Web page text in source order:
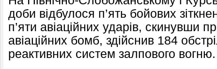
доби відбулося п’ять бойових
п’яти авіаційних ударів, скинувши
авіаційних бомб, здійснив 184
реактивних систем залпового вогню.